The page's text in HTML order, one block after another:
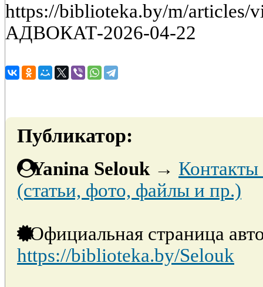
https://biblioteka.by/m/
АДВОКАТ-2026-04-22
Публикатор:
Yanina Selouk →
(статьи, фото, файлы и пр.)
Официальная страница
https://biblioteka.by/Selouk